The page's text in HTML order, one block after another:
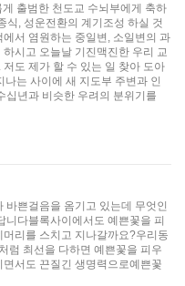
출범한 천도교 수뇌부에게 축하
식, 성운전환의 계기조성 하실 것
서 염원하는 중일변, 소일변의 과
시고 오늘날 기진맥진한 우리 교
도 제가 할 수 있는 일 찾아 도아
는 사이에 새 지도부 주변과 인
십년과 비슷한 우려의 분위기를
쁜걸음을 옴기고 있는데 무엇인
니다블록사이에서도 예쁜꽃을 피
리를 스치고 지나갈까요?우리동
럼 최선을 다하면 예쁜꽃을 피우
서도 끈질긴 생명력으로예쁜꽃